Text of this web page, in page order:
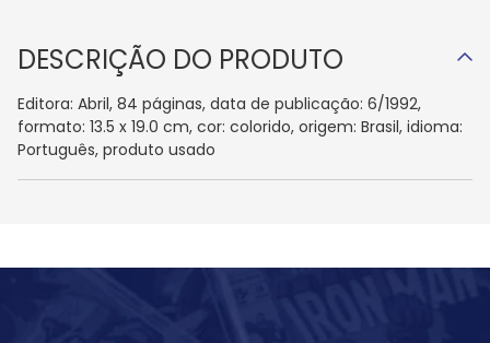
DESCRIÇÃO DO PRODUTO
Editora: Abril, 84 páginas, data de publicação: 6/1992,
formato: 13.5 x 19.0 cm, cor: colorido, origem: Brasil, idioma:
Português, produto usado